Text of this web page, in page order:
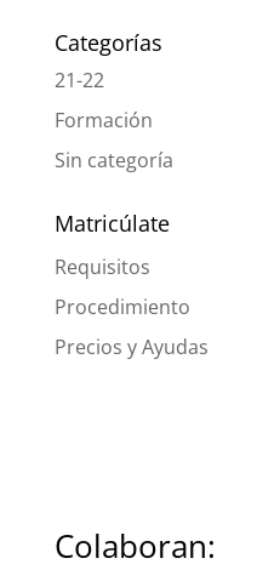
Categorías
21-22
Formación
Sin categoría
Matricúlate
Requisitos
Procedimiento
Precios y Ayudas
Colaboran: